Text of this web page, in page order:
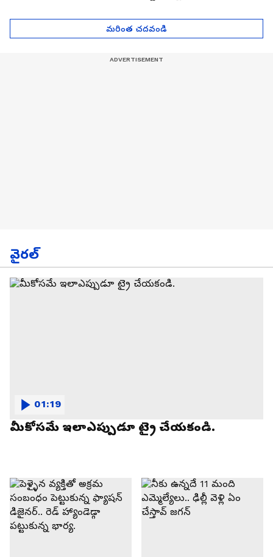
మరింత చదవండి
వైరల్
మీకోసమే ఇలాఎప్పుడూ ట్రై చేయకండి.
01:19